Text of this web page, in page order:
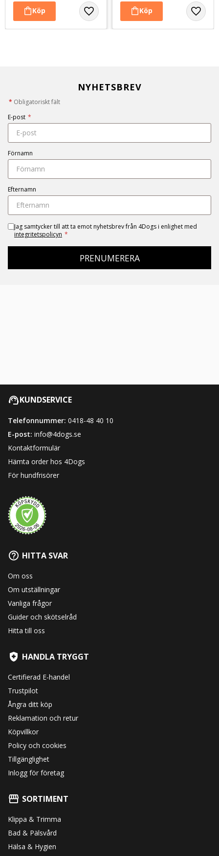
NYHETSBREV
* Obligatoriskt fält
E-post *
Förnamn
Efternamn
Jag samtycker till att ta emot nyhetsbrev från 4Dogs i enlighet med
integritetspolicyn *
PRENUMERERA
KUNDSERVICE
Telefonnummer: 0418-48 40 10
E-post: info@4dogs.se
Kontaktformulär
Hämta order hos 4Dogs
För hundfrisörer
HITTA SVAR
Om oss
Om utställningar
Vanliga frågor
Guider och skötselråd
Hitta till oss
HANDLA TRYGGT
Certifierad E-handel
Trustpilot
Ångra ditt köp
Reklamation och retur
Köpvillkor
Policy och cookies
Tillgänglighet
Inlogg för företag
SORTIMENT
Klippa & Trimma
Bad & Pälsvård
Hälsa & Hygien